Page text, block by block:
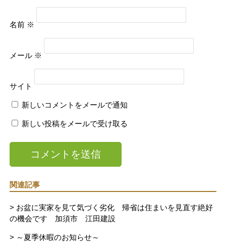
名前 ※
メール ※
サイト
新しいコメントをメールで通知
新しい投稿をメールで受け取る
関連記事
> お盆に実家を見て気づく劣化 帰省は住まいを見直す絶好
の機会です 加須市 江田建設
> ～夏季休暇のお知らせ～